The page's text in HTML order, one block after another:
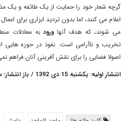
گرچه شعار خود را حمایت از یک طائفه و یک
اعلام می کنند، اما بدون تردید ابزاری برای
می شوند، که هدف آنهاورودبه معادلات
تخریب و ناآرامی است. نفوذ در حوزه هایی
اصولا فضایی را برای نقش آفرینی آنان فراهم
انتشار اولیه: یکشنبه 15 دی 1392 / باز انتشار: سه شنبه 17 دی 1392